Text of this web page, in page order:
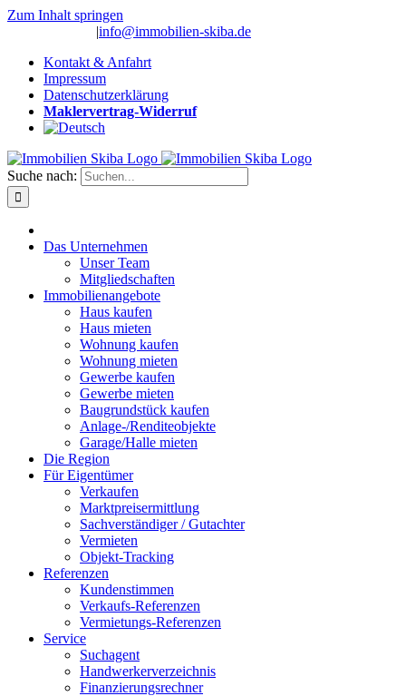
Zum Inhalt springen
|info@immobilien-skiba.de
Kontakt & Anfahrt
Impressum
Datenschutzerklärung
Maklervertrag-Widerruf
Suche nach:
Das Unternehmen
Unser Team
Mitgliedschaften
Immobilienangebote
Haus kaufen
Haus mieten
Wohnung kaufen
Wohnung mieten
Gewerbe kaufen
Gewerbe mieten
Baugrundstück kaufen
Anlage-/Renditeobjekte
Garage/Halle mieten
Die Region
Für Eigentümer
Verkaufen
Marktpreisermittlung
Sachverständiger / Gutachter
Vermieten
Objekt-Tracking
Referenzen
Kundenstimmen
Verkaufs-Referenzen
Vermietungs-Referenzen
Service
Suchagent
Handwerkerverzeichnis
Finanzierungsrechner